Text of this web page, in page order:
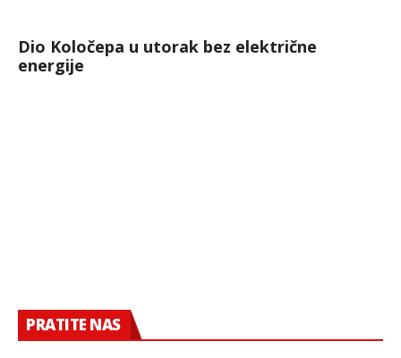
Dio Koločepa u utorak bez električne
energije
PRATITE NAS